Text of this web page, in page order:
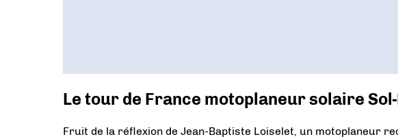
Le tour de France motoplaneur solaire
Fruit de la réflexion de Jean-Baptiste Loiselet, un motoplaneur